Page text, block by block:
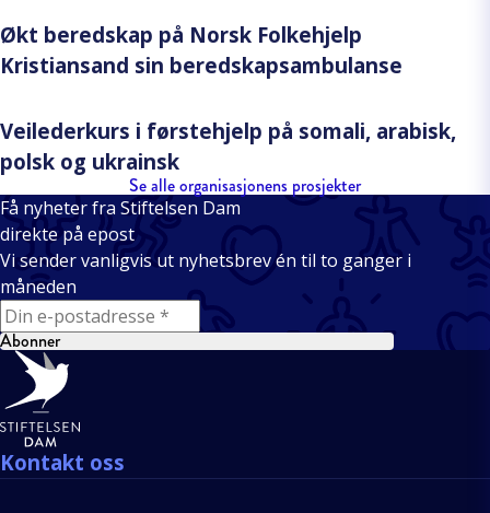
Økt beredskap på Norsk Folkehjelp
Kristiansand sin beredskapsambulanse
Veilederkurs i førstehjelp på somali, arabisk,
polsk og ukrainsk
Se alle organisasjonens prosjekter
Få nyheter fra Stiftelsen Dam
direkte på epost
Vi sender vanligvis ut nyhetsbrev én til to ganger i
måneden
E-mail
Abonner
Bunntekst
Kontakt oss